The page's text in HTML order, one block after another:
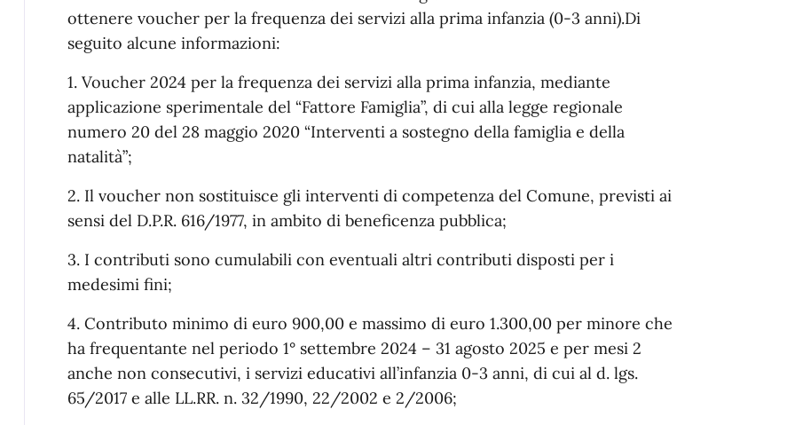
ottenere voucher per la frequenza dei servizi alla prima infanzia (0-3 anni).Di
seguito alcune informazioni:
1. Voucher 2024 per la frequenza dei servizi alla prima infanzia, mediante
applicazione sperimentale del “Fattore Famiglia”, di cui alla legge regionale
numero 20 del 28 maggio 2020 “Interventi a sostegno della famiglia e della
natalità”;
2. Il voucher non sostituisce gli interventi di competenza del Comune, previsti ai
sensi del D.P.R. 616/1977, in ambito di beneficenza pubblica;
3. I contributi sono cumulabili con eventuali altri contributi disposti per i
medesimi fini;
4. Contributo minimo di euro 900,00 e massimo di euro 1.300,00 per minore che
ha frequentante nel periodo 1° settembre 2024 – 31 agosto 2025 e per mesi 2
anche non consecutivi, i servizi educativi all’infanzia 0-3 anni, di cui al d. lgs.
65/2017 e alle LL.RR. n. 32/1990, 22/2002 e 2/2006;